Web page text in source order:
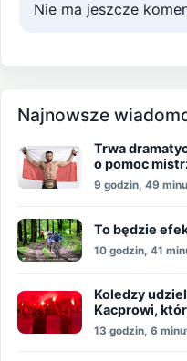
Nie ma jeszcze
Najnowsze
Trwa
o pomoc
9 godzin, 49
To będzie
10 godzin, 41
Koledzy
Kacprowi,
nożownika!
13 godzin, 6